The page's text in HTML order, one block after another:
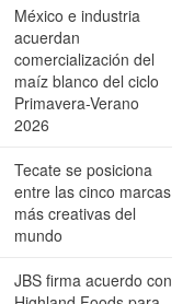
México e industria
acuerdan
comercialización del
maíz blanco del ciclo
Primavera-Verano
2026
Tecate se posiciona
entre las cinco marcas
más creativas del
mundo
JBS firma acuerdo con